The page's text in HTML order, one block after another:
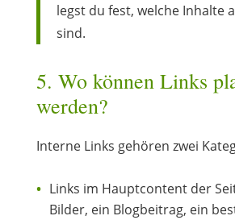
legst du fest, welche Inhalte
sind.
5. Wo können Links
werden?
Interne Links gehören zwei
Links im Hauptcontent der
Bilder, ein Blogbeitrag, ein